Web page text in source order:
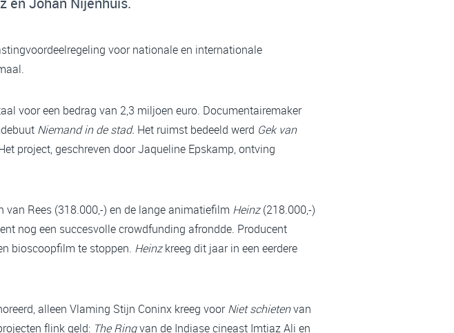
voor nationale en internationale
voor een bedrag van 2,3 miljoen euro. Documentairemaker
Niemand in de stad. Het ruimst bedeeld werd Gek van
project, geschreven door Jaqueline Epskamp, ontving
van Rees (318.000,-) en de lange animatiefilm Heinz(218.000,-)
nog een succesvolle crowdfunding afrondde. Producent
bioscoopfilm te stoppen. Heinzkreeg dit jaar in een eerdere
alleen Vlaming Stijn Coninx kreeg voorNiet schietenvan
flink geld: The Ringvan de Indiase cineast Imtiaz Ali en